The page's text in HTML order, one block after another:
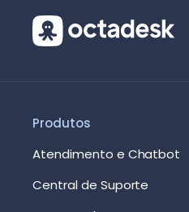
Produtos
Atendimento e Chatbot
Central de Suporte